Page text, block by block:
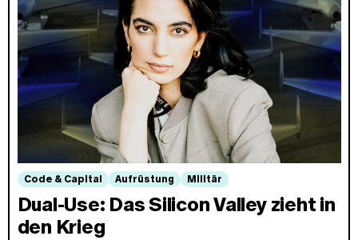
Code & Capital Aufrüstung Militär
Dual-Use: Das Silicon Valley zieht in
den Krieg